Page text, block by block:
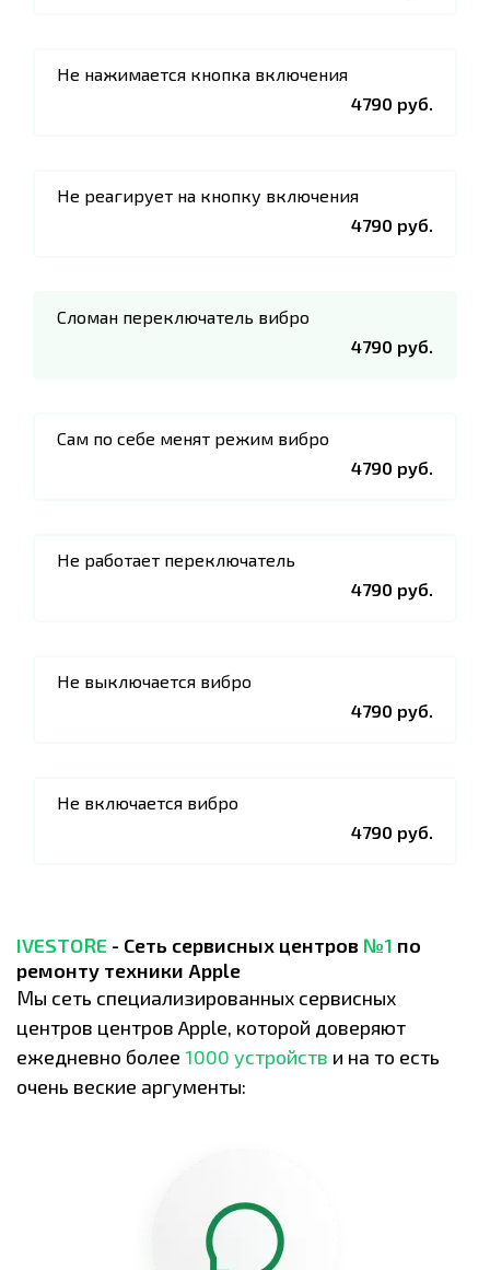
Не нажимается кнопка включения
4790 руб.
Не реагирует на кнопку включения
4790 руб.
Сломан переключатель вибро
4790 руб.
Сам по себе менят режим вибро
4790 руб.
Не работает переключатель
4790 руб.
Не выключается вибро
4790 руб.
Не включается вибро
4790 руб.
IVESTORE - Сеть сервисных центров №1 по
ремонту техники Apple
Мы сеть специализированных сервисных
центров центров Apple, которой доверяют
ежедневно более 1000 устройств и на то есть
очень веские аргументы: